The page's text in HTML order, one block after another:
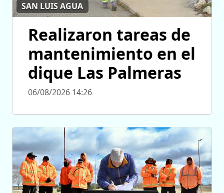
SAN LUIS AGUA
Realizaron tareas de
mantenimiento en el
dique Las Palmeras
06/08/2026 14:26